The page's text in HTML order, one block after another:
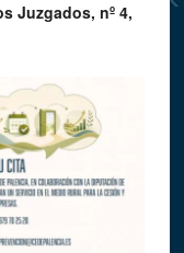
Juzgados, nº 4,